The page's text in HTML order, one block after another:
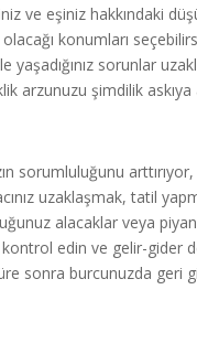
ve eşiniz hakkındaki
konumları
yaşadığınız sorunlar
arzunuzu şimdilik askıya
sorumluluğunu
uzaklaşmak, tatil
alacaklar veya
edin ve gelir-gider
sonra burcunuzda geri